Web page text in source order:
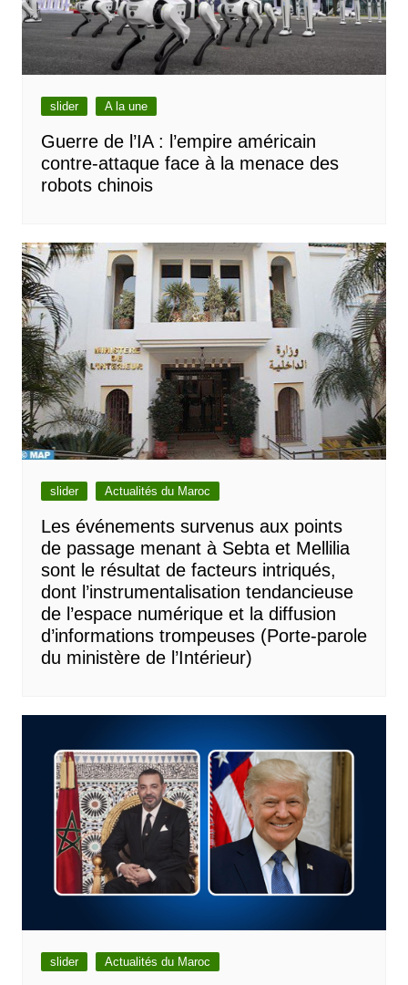
slider A la une
Guerre de l’IA : l’empire américain
contre-attaque face à la menace des
robots chinois
slider Actualités du Maroc
Les événements survenus aux points
de passage menant à Sebta et Mellilia
sont le résultat de facteurs intriqués,
dont l’instrumentalisation tendancieuse
de l’espace numérique et la diffusion
d’informations trompeuses (Porte-parole
du ministère de l’Intérieur)
slider Actualités du Maroc